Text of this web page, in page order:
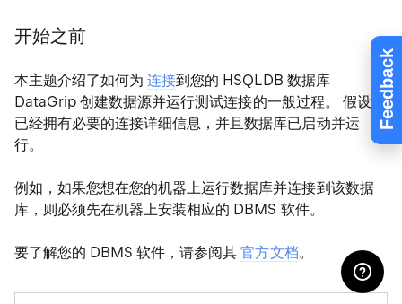
Feedback
开始之前
本主题介绍了如何为连接到您的 HSQLDB 数据库
DataGrip 创建数据源并运行测试连接的一般过程。 假设您
已经拥有必要的连接详细信息，并且数据库已启动并运
行。
例如，如果您想在您的机器上运行数据库并连接到该数据
库，则必须先在机器上安装相应的 DBMS 软件。
要了解您的 DBMS 软件，请参阅其官方文档。